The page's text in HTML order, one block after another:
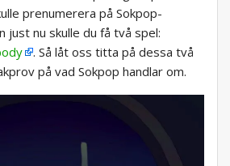
prenumerera på Sokpop-
just nu skulle du få två spel:
. Så låt oss titta på dessa två
på vad Sokpop handlar om.